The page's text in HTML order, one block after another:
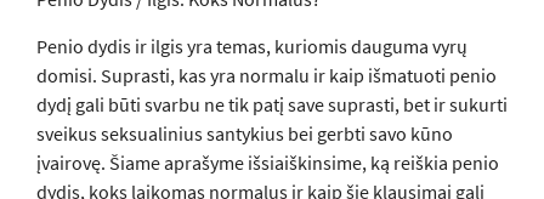
Penio dydis ir ilgis yra temas, kuriomis dauguma vyrų
domisi. Suprasti, kas yra normalu ir kaip išmatuoti penio
dydį gali būti svarbu ne tik patį save suprasti, bet ir sukurti
sveikus seksualinius santykius bei gerbti savo kūno
įvairovę. Šiame aprašyme išsiaiškinsime, ką reiškia penio
dydis, koks laikomas normalus ir kaip šie klausimai gali